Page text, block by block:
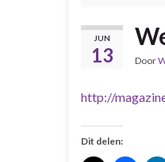
JUN
13 Door
http://
Dit delen: